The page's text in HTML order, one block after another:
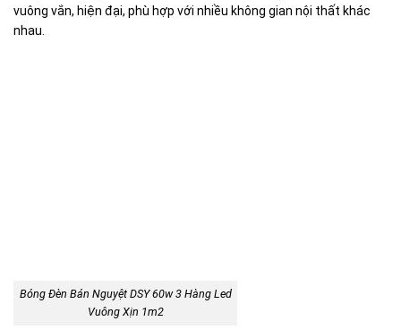
vuông vắn, hiện đại, phù hợp với nhiều không gian nội thất khác
nhau.
Bóng Đèn Bán Nguyệt DSY 60w 3 Hàng Led
Vuông Xịn 1m2